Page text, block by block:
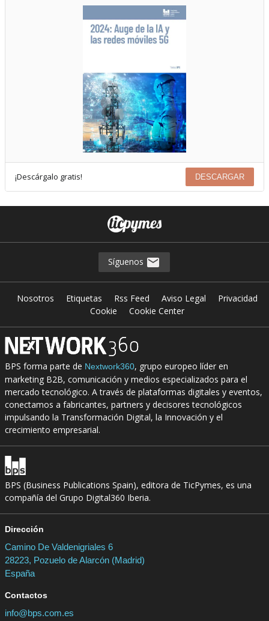
¡Descárgalo gratis! DESCARGAR
Síguenos
Nosotros Etiquetas Rss Feed Aviso Legal
Privacidad
Cookie
Cookie Center
BPS forma parte de Nextwork360, grupo europeo líder en
marketing B2B, comunicación y medios especializados para el
mercado tecnológico. A través de plataformas digitales y eventos,
conectamos a fabricantes, partners y decisores tecnológicos
impulsando la Transformación Digital, la Innovación y el
crecimiento empresarial.
BPS (Business Publications Spain), editora de TicPymes, es una
compañía del Grupo Digital360 Iberia.
Dirección
Camino De Valdenigriales 6
28223, Pozuelo de Alarcón (Madrid)
España
Contactos
info@bps.com.es